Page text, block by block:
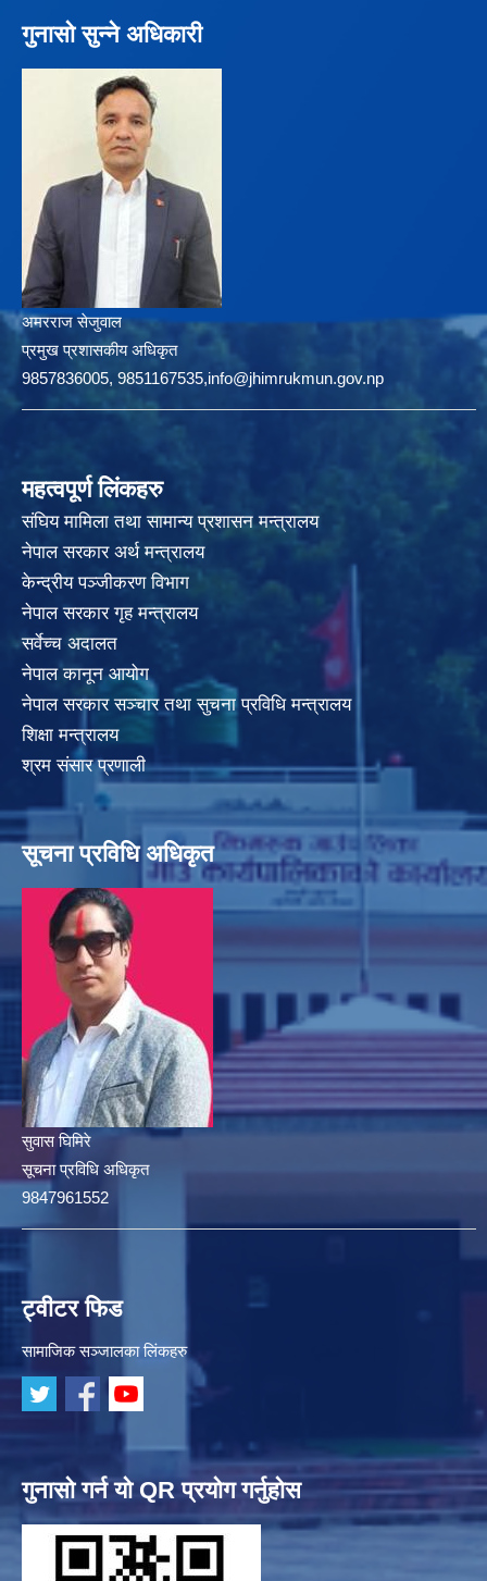
गुनासो सुन्ने अधिकारी
अमरराज सेजुवाल
प्रमुख प्रशासकीय अधिकृत
9857836005, 9851167535,info@jhimrukmun.gov.np
महत्वपूर्ण लिंकहरु
संघिय मामिला तथा सामान्य प्रशासन मन्त्रालय
नेपाल सरकार अर्थ मन्त्रालय
केन्द्रीय पञ्जीकरण विभाग
नेपाल सरकार गृह मन्त्रालय
सर्वेच्च अदालत
नेपाल कानून आयोग
नेपाल सरकार सञ्चार तथा सुचना प्रविधि मन्त्रालय
शिक्षा मन्त्रालय
श्रम संसार प्रणाली
सूचना प्रविधि अधिकृत
सुवास घिमिरे
सूचना प्रविधि अधिकृत
9847961552
ट्वीटर फिड
सामाजिक सञ्जालका लिंकहरु
गुनासो गर्न यो QR प्रयोग गर्नुहोस